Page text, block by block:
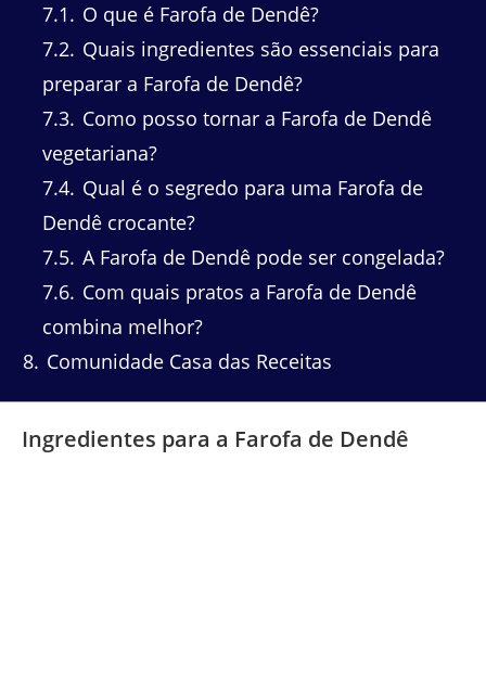
7.1
O que é Farofa de Dendê?
7.2 Quais ingredientes são essenciais para
preparar a Farofa de Dendê?
7.3 Como posso tornar a Farofa de Dendê
vegetariana?
7.4 Qual é o segredo para uma Farofa de
Dendê crocante?
7.5 A Farofa de Dendê pode ser congelada?
7.6 Com quais pratos a Farofa de Dendê
combina melhor?
8 Comunidade Casa das Receitas
Ingredientes para a Farofa de Dendê